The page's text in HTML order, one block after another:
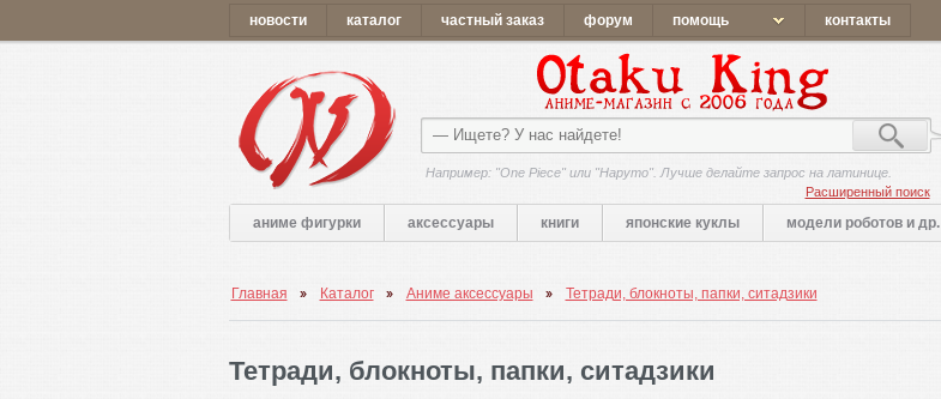
новости каталог частный заказ форум помощь контакты
Например: "One Piece" или "Наруто". Лучше делайте запрос на латинице.
Расширенный поиск
аниме фигурки
аксессуары книги японские куклы модели роботов и др.
Главная Каталог Аниме аксессуары Тетради, блокноты, папки, ситадзики
Тетради, блокноты, папки, ситадзики